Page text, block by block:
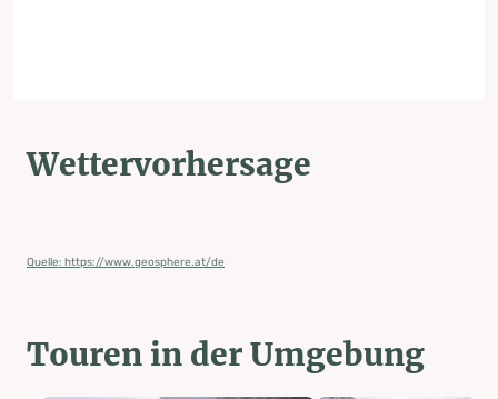
Wettervorhersage
Quelle: https://www.geosphere.at/de
Touren in der Umgebung